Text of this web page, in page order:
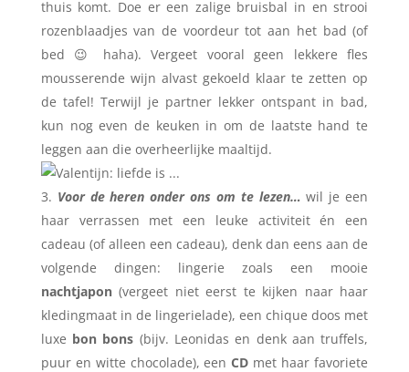
thuis komt. Doe er een zalige bruisbal in en strooi
rozenblaadjes van de voordeur tot aan het bad (of
bed 😉 haha). Vergeet vooral geen lekkere fles
mousserende wijn alvast gekoeld klaar te zetten op
de tafel! Terwijl je partner lekker ontspant in bad,
kun nog even de keuken in om de laatste hand te
leggen aan die overheerlijke maaltijd.
Voor de heren onder ons om te lezen… wil je een
haar verrassen met een leuke activiteit én een
cadeau (of alleen een cadeau), denk dan eens aan de
volgende dingen: lingerie zoals een mooie
nachtjapon(vergeet niet eerst te kijken naar haar
kledingmaat in de lingerielade), een chique doos met
luxe bon bons (bijv. Leonidas en denk aan truffels,
puur en witte chocolade), eenCD met haar favoriete